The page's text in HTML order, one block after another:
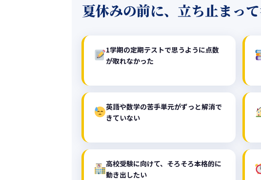
夏休みの前に、立ち止まっ
1学期の定期テストで思うように点数
が取れなかった
英語や数学の苦手単元がずっと解消で
きていない
高校受験に向けて、そろそろ本格的に
動き出したい